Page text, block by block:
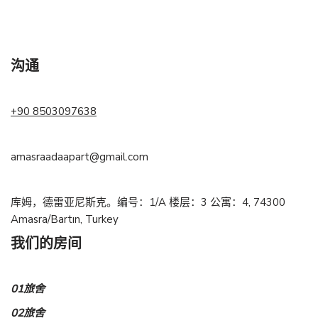
沟通
+90 8503097638
amasraadaapart@gmail.com
库姆，德雷亚尼斯克。编号：1/A 楼层：3 公寓：4, 74300
Amasra/Bartın, Turkey
我们的房间
01旅舍
02旅舍